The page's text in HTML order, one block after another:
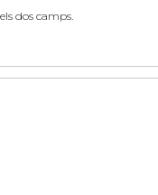
dos camps.